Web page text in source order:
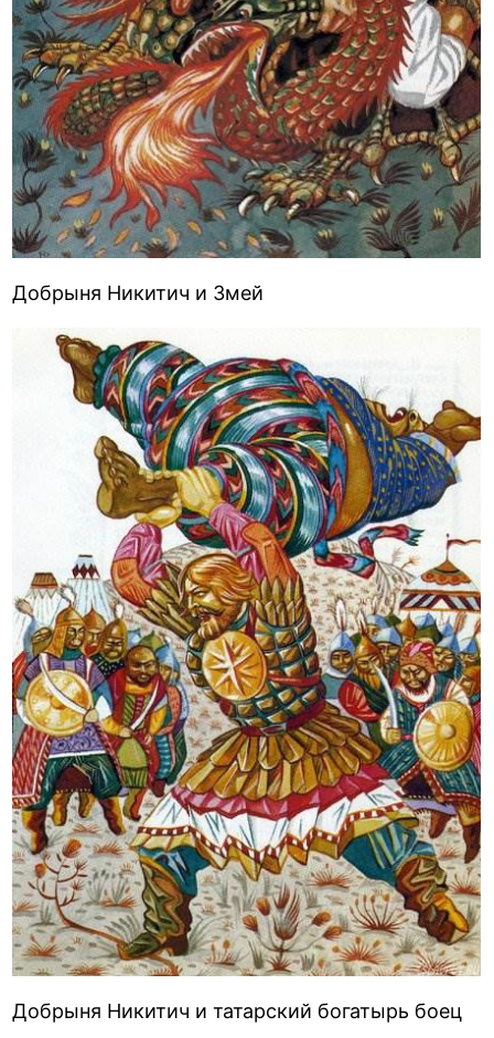
Добрыня Никитич и Змей
Добрыня Никитич и татарский богатырь боец